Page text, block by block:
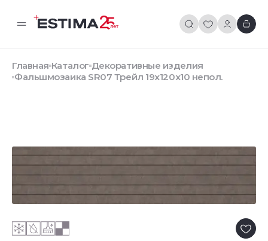
Главная Каталог Декоративные изделия
Фальшмозаика SR07 Трейл 19x120x10 непол.